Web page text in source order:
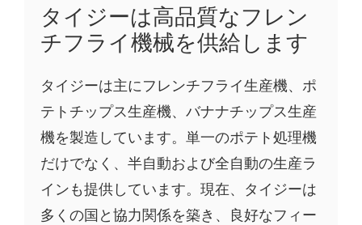
タイジーは高品質なフレン
チフライ機械を供給します
タイジーは主にフレンチフライ生産機、ポ
テトチップス生産機、バナナチップス生産
機を製造しています。単一のポテト処理機
だけでなく、半自動および全自動の生産ラ
インも提供しています。現在、タイジーは
多くの国と協力関係を築き、良好なフィー